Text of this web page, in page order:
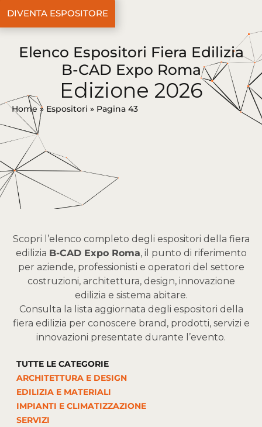
DIVENTA ESPOSITORE
Elenco Espositori Fiera Edilizia
B-CAD Expo Roma
Edizione 2026
Home» Espositori » Pagina 43
Scopri l’elenco completo degli espositori della fiera
edilizia B-CAD Expo Roma, il punto di riferimento
per aziende, professionisti e operatori del settore
costruzioni, architettura, design, innovazione
edilizia e sistema abitare.
Consulta la lista aggiornata degli espositori della
fiera edilizia per conoscere brand, prodotti, servizi e
innovazioni presentate durante l’evento.
TUTTE LE CATEGORIE
ARCHITETTURA E DESIGN
EDILIZIA E MATERIALI
IMPIANTI E CLIMATIZZAZIONE
SERVIZI